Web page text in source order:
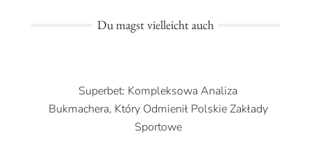
Du magst vielleicht auch
Superbet: Kompleksowa Analiza
Bukmachera, Który Odmienił Polskie Zakłady
Sportowe